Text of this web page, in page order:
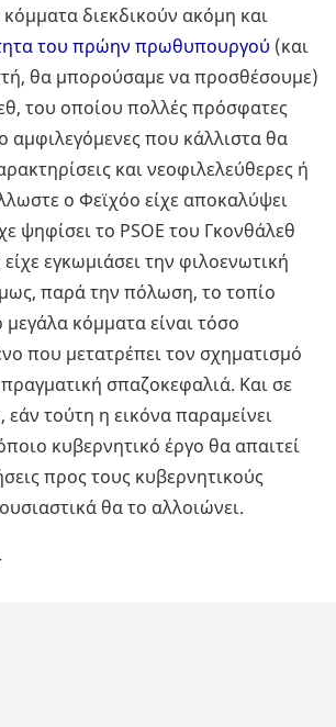
κόμματα διεκδικούν ακόμη και
του πρώην πρωθυπουργού (και
θα μπορούσαμε να προσθέσουμε)
του οποίου πολλές πρόσφατες
αμφιλεγόμενες που κάλλιστα θα
και νεοφιλελεύθερες ή
ο Φεϊχόο είχε αποκαλύψει
ψηφίσει το PSOE του Γκονθάλεθ
είχε εγκωμιάσει την φιλοενωτική
παρά την πόλωση, το τοπίο
κόμματα είναι τόσο
που μετατρέπει τον σχηματισμό
σπαζοκεφαλιά. Και σε
τούτη η εικόνα παραμείνει
κυβερνητικό έργο θα απαιτεί
προς τους κυβερνητικούς
θα το αλλοιώνει.